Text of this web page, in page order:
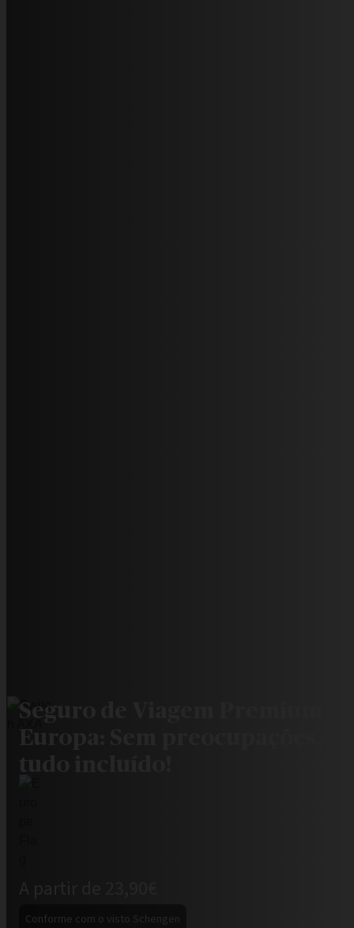
Seguro de Viagem Premium
Conforme com o visto Schengen